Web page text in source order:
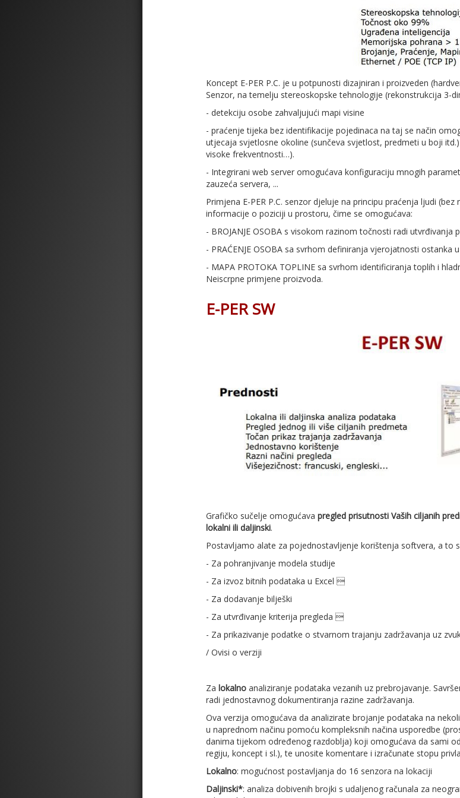
Koncept E-PER P.C. je u potpunosti dizajniran i proizveden
Senzor, na temelju stereoskopske tehnologije (rekonstrukcija 3-
- detekciju osobe zahvaljujući mapi visine
- praćenje tijeka bez identifikacije pojedinaca na taj se način
utjecaja svjetlosne okoline (sunčeva svjetlost, predmeti u boji
visoke frekventnosti…).
- Integrirani web server omogućava konfiguraciju mnogih
zauzeća servera, ...
Primjena E-PER P.C. senzor djeluje na principu praćenja ljudi
informacije o poziciji u prostoru, čime se omogućava:
- BROJANJE OSOBA s visokom razinom točnosti radi utvrđivanja
- PRAĆENJE OSOBA sa svrhom definiranja vjerojatnosti ostanka
- MAPA PROTOKA TOPLINE sa svrhom identificiranja toplih i
Neiscrpne primjene proizvoda.
E-PER SW
Grafičko sučelje omogućava pregled prisutnosti Vaših ciljanih
lokalni ili daljinski.
Postavljamo alate za pojednostavljenje korištenja softvera, a to
- Za pohranjivanje modela studije
- Za izvoz bitnih podataka u Excel 
- Za dodavanje bilješki
- Za utvrđivanje kriterija pregleda 
- Za prikazivanje podatke o stvarnom trajanju zadržavanja uz
/ Ovisi o verziji
Za lokalno analiziranje podataka vezanih uz prebrojavanje.
radi jednostavnog dokumentiranja razine zadržavanja.
Ova verzija omogućava da analizirate brojanje podataka na
u naprednom načinu pomoću kompleksnih načina usporedbe
danima tijekom određenog razdoblja) koji omogućava da sami
regiju, koncept i sl.), te unosite komentare i izračunate stopu
Lokalno: mogućnost postavljanja do 16 senzora na lokaciji
Daljinski*: analiza dobivenih brojki s udaljenog računala za